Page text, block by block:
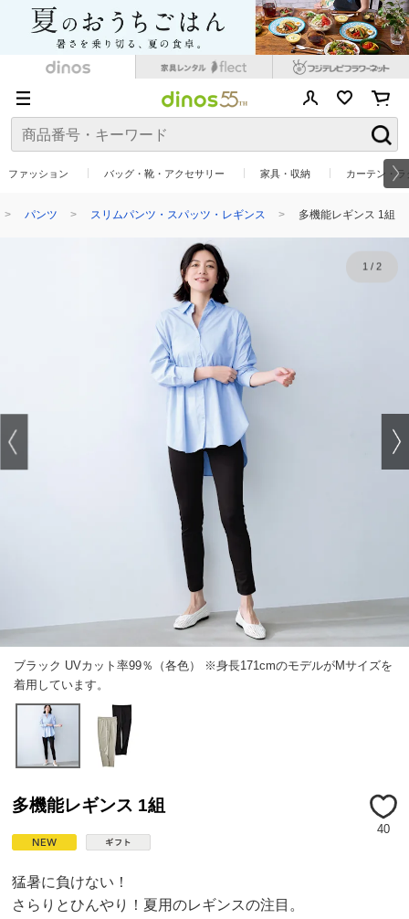
ファッション バッグ・靴・アクセサリー 家具・収納 カーテン・
パンツ スリムパンツ・スパッツ・レギンス 多機能レギンス 1組
ブラック UVカット率99％（各色） ※身長171cmのモデルがMサイズを
着用しています。
1/ 2
多機能レギンス 1組
40
猛暑に負けない！
さらりとひんやり！夏用のレギンスの注目。